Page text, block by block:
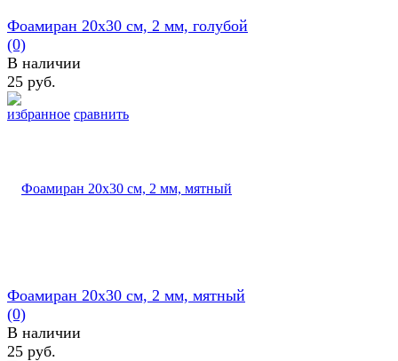
избранное сравнить
Фоамиран 20х30 см, 2 мм, голубой
(0)
В наличии
25 руб.
Фоамиран 20х30 см, 2 мм, мятный
(0)
В наличии
25 руб.